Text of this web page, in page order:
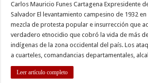
Carlos Mauricio Funes Cartagena Expresidente
Salvador El levantamiento campesino de 1932 en
mezcla de protesta popular e insurrección que
verdadero etnocidio que cobró la vida de más
indígenas de la zona occidental del país. Los
a cuarteles, comandancias departamentales,
Leer artículo completo